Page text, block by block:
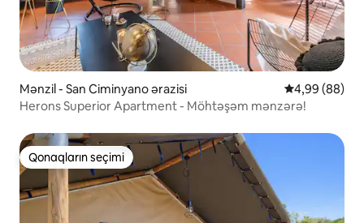
Mənzil - San Ciminyano ərazisi Ortalama
4,99 (88)
Herons Superior Apartment - Möhtəşəm mənzərə!
Qonaqların seçimi
Qonaqların seçimi